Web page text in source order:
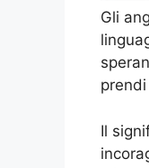
Gli
Il